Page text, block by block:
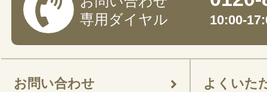
専用ダイヤル
10:00-
お問い合わせ よくいた